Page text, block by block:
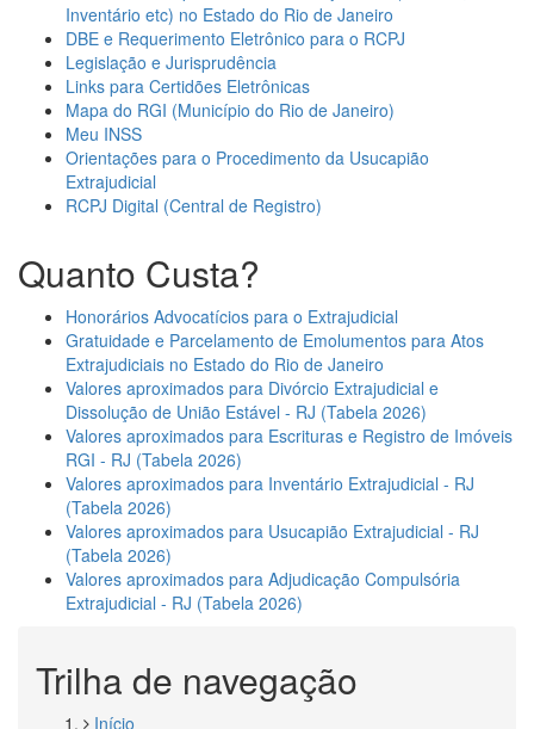
Inventário etc) no Estado do Rio de Janeiro
DBE e Requerimento Eletrônico para o RCPJ
Legislação e Jurisprudência
Links para Certidões Eletrônicas
Mapa do RGI (Município do Rio de Janeiro)
Meu INSS
Orientações para o Procedimento da Usucapião
Extrajudicial
RCPJ Digital (Central de Registro)
Quanto Custa?
Honorários Advocatícios para o Extrajudicial
Gratuidade e Parcelamento de Emolumentos para Atos
Extrajudiciais no Estado do Rio de Janeiro
Valores aproximados para Divórcio Extrajudicial e
Dissolução de União Estável - RJ (Tabela 2026)
Valores aproximados para Escrituras e Registro de Imóveis
RGI - RJ (Tabela 2026)
Valores aproximados para Inventário Extrajudicial - RJ
(Tabela 2026)
Valores aproximados para Usucapião Extrajudicial - RJ
(Tabela 2026)
Valores aproximados para Adjudicação Compulsória
Extrajudicial - RJ (Tabela 2026)
Trilha de navegação
Início